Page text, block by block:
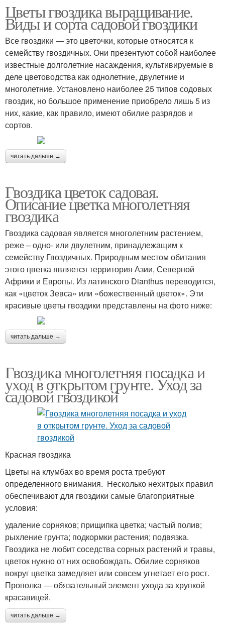
Цветы гвоздика выращивание.
Виды и сорта садовой гвоздики
Все гвоздики — это цветочки, которые относятся к
семейству гвоздичных. Они презентуют собой наиболее
известные долголетние насаждения, культивируемые в
деле цветоводства как однолетние, двулетние и
многолетние. Установлено наиболее 25 типов содовых
гвоздик, но большое применение приобрело лишь 5 из
них, какие, как правило, имеют обилие разрядов и
сортов.
читать дальше →
Гвоздика цветок садовая.
Описание цветка многолетняя
гвоздика
Гвоздика садовая является многолетним растением,
реже – одно- или двулетним, принадлежащим к
семейству Гвоздичных. Природным местом обитания
этого цветка является территория Азии, Северной
Африки и Европы. Из латинского Dianthus переводится,
как «цветок Зевса» или «божественный цветок». Эти
красивые цветы гвоздики представлены на фото ниже:
читать дальше →
Гвоздика многолетняя посадка и
уход в открытом грунте. Уход за
садовой гвоздикой
Красная гвоздика
Цветы на клумбах во время роста требуют
определенного внимания. Несколько нехитрых правил
обеспечивают для гвоздики самые благоприятные
условия:
удаление сорняков; прищипка цветка; частый полив;
рыхление грунта; подкормки растения; подвязка.
Гвоздика не любит соседства сорных растений и травы,
цветок нужно от них освобождать. Обилие сорняков
вокруг цветка замедляет или совсем угнетает его рост.
Прополка — обязательный элемент ухода за хрупкой
красавицей.
читать дальше →